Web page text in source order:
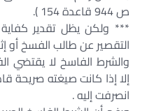
ص 944 قاعدة 154 ).
*** ولكن يظل تقدير
التقصير عن طالب الفسخ
والشرط الفاسخ لا يقتضي
إلا إذا كانت صيغته صريحة
انصرفت إليه .